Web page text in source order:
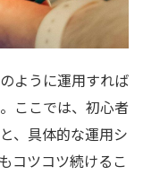
ように運用すれば
ここでは、初心者
、具体的な運用シ
コツコツ続けるこ